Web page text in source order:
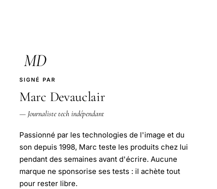
MD
SIGNÉ PAR
Marc Devauclair
— Journaliste tech indépendant
Passionné par les technologies de l'image et du
son depuis 1998, Marc teste les produits chez lui
pendant des semaines avant d'écrire. Aucune
marque ne sponsorise ses tests : il achète tout
pour rester libre.